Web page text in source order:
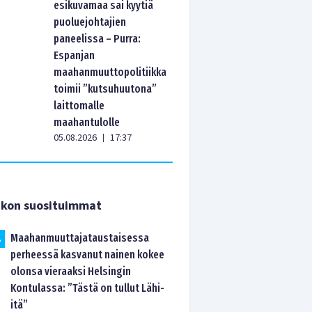
esikuvamaa sai kyytiä
puoluejohtajien
paneelissa – Purra:
Espanjan
maahanmuuttopolitiikka
toimii ”kutsuhuutona”
laittomalle
maahantulolle
05.08.2026 | 17:37
suosituimmat
Maahanmuuttajataustaisessa
perheessä kasvanut nainen kokee
olonsa vieraaksi Helsingin
Kontulassa: ”Tästä on tullut Lähi-
itä”